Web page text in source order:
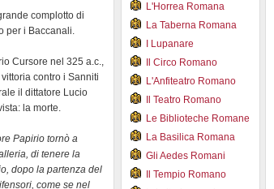
complotto di
per i Baccanali.
Cursore nel 325 a.c.,
contro i Sanniti
il dittatore Lucio
la morte.
Papirio tornò a
di tenere la
dopo la partenza del
come se nel
L'Horrea Romana
La Taberna Romana
I Lupanare
Il Circo Romano
L'Anfiteatro Romano
Il Teatro Romano
Le Biblioteche Romane
La Basilica Romana
Gli Aedes Romani
Il Tempio Romano